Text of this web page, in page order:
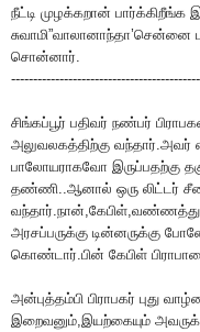
நீட்டி முழக்கறான்
சுவாமி”வாலானாந்தா’சென்னை
சொன்னார்.
சிங்கப்பூர் பதிவர் நண்பர்
அலுவலகத்திற்கு
பாலோயராகவோ இருப்பதற்கு
தண்ணி..ஆனால் ஒரு லிட்டர்
அரசப்பருக்கு டின்னருக்கு
கொண்டார்.பின் கேபிள்
அன்புத்தம்பி பிராபகர் புது
இறைவனும்,இயற்கையும்